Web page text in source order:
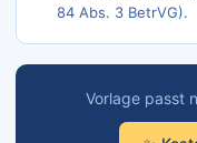
84 Abs. 3 BetrVG).
Vorlage passt